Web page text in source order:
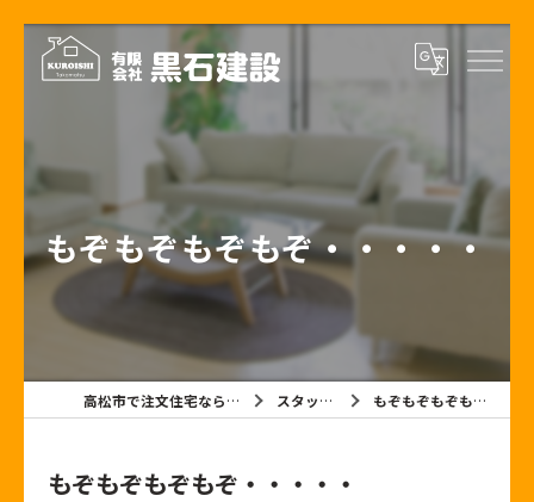
もぞもぞもぞもぞ・・・・・
高松市で注文住宅なら有限会社黒石建設 スタッフブログ もぞもぞもぞもぞ・・・・・
もぞもぞもぞもぞ・・・・・